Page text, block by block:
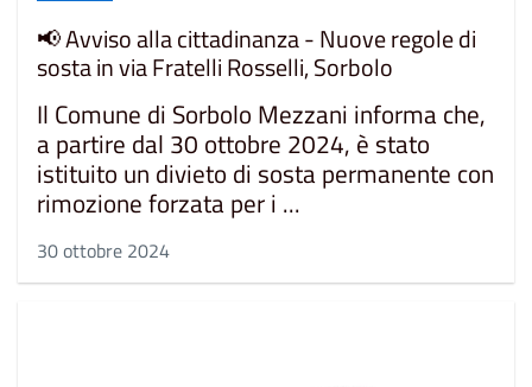
📢 Avviso alla cittadinanza - Nuove regole di
sosta in via Fratelli Rosselli, Sorbolo
Il Comune di Sorbolo Mezzani informa che,
a partire dal 30 ottobre 2024, è stato
istituito un divieto di sosta permanente con
rimozione forzata per i ...
30 ottobre 2024